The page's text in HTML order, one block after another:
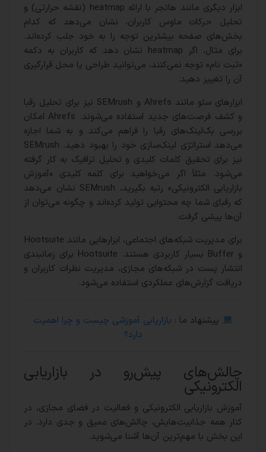
ابزار دیگری مانند هاتجر با ارائه heatmap (نقشه حرارتی) و
تحلیل حرکات ماوس کاربران، نشان می‌دهد که کدام
بخش‌های صفحه بیشترین توجه را به خود جلب کرده‌اند.
برای مثال، اگر heatmap نشان دهد که کاربران به دکمه
«ثبت نام» توجه نمی‌کنند، می‌توانید طراحی یا محل قرارگیری
آن را تغییر دهید.
ابزارهای سئو مانند Ahrefs و SEMrush نیز برای تحلیل رقبا
و کشف فرصت‌های جدید استفاده می‌شوند. Ahrefs امکان
بررسی بک‌لینک‌های رقبا را فراهم می‌کند و به شما اجازه
می‌دهد استراتژی لینک‌سازی خود را بهبود دهید. SEMrush
نیز برای تحقیق کلمات کلیدی و تحلیل ترافیک به کار گرفته
می‌شود. مثلاً اگر می‌خواهید برای کلمه کلیدی «آموزش
بازاریابی الکترونیکی» رتبه بگیرید، SEMrush نشان می‌دهد
که رقبای شما چه محتوایی تولید کرده‌اند و چگونه می‌توان از
آن‌ها پیشی گرفت.
برای مدیریت شبکه‌های اجتماعی، ابزارهایی مانند Hootsuite
و Buffer بسیار کاربردی هستند. Hootsuite برای زمانبندی
انتشار پست در شبکه‌های مجازی، مدیریت نظرات کاربران و
دریافت گزارش‌های عملکردی استفاده می‌شود.
پیشنهاد ما : بازاریابی آموزشی چیست و چرا اهمیت
دارد؟
چالش‌های پیش‌رو در بازاریابی
الکترونیکی
آموزش بازاریابی الکترونیکی و فعالیت در فضای مجازی، در
کنار همه جذابیت‌هایش، چالش‌های عمیق و جدی دارد. در
این بخش با مهم‌ترین آن‌ها آشنا می‌شوید.